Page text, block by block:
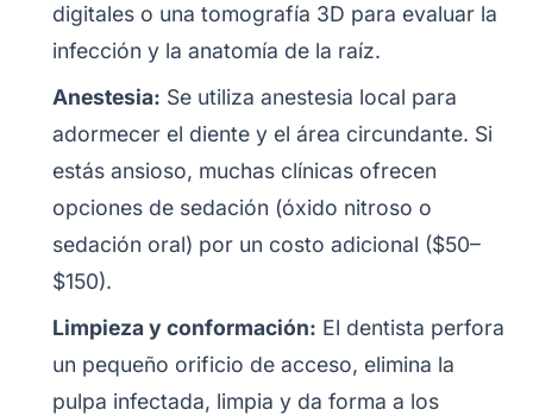
digitales o una tomografía 3D para evaluar la
infección y la anatomía de la raíz.
Anestesia: Se utiliza anestesia local para
adormecer el diente y el área circundante. Si
estás ansioso, muchas clínicas ofrecen
opciones de sedación (óxido nitroso o
sedación oral) por un costo adicional ($50–
$150).
Limpieza y conformación: El dentista perfora
un pequeño orificio de acceso, elimina la
pulpa infectada, limpia y da forma a los